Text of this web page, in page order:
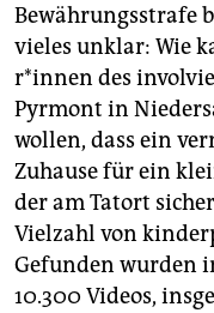
Bewährungsstrafe
vieles unklar: Wie
r*innen des
Pyrmont in
wollen, dass ein
Zuhause für ein
der am Tatort
Vielzahl von
Gefunden wurden
10.300 Videos,